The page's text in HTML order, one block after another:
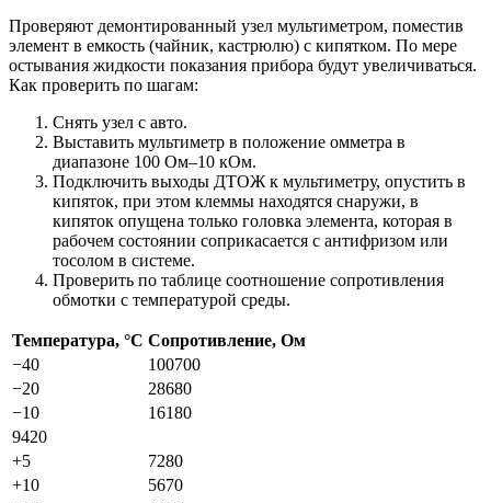
Проверяют демонтированный узел мультиметром, поместив
элемент в емкость (чайник, кастрюлю) с кипятком. По мере
остывания жидкости показания прибора будут увеличиваться.
Как проверить по шагам:
Снять узел с авто.
Выставить мультиметр в положение омметра в
диапазоне 100 Ом–10 кОм.
Подключить выходы ДТОЖ к мультиметру, опустить в
кипяток, при этом клеммы находятся снаружи, в
кипяток опущена только головка элемента, которая в
рабочем состоянии соприкасается с антифризом или
тосолом в системе.
Проверить по таблице соотношение сопротивления
обмотки с температурой среды.
Температура, °С Сопротивление, Ом
−40
100700
−20
28680
−10
16180
9420
+5
7280
+10
5670